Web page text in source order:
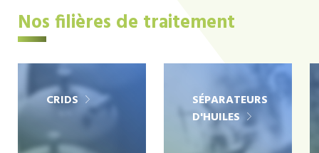
Nos filières de traitement
CRIDS
SÉPARATEURS
D'HUILES